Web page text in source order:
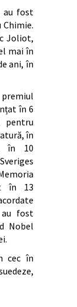
au fost
Joliot,
mai în
ani, în
în 6
pentru
în
în 10
în 13
au fost
Nobel
cec în